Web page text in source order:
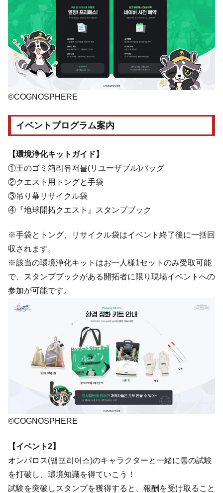
©COGNOSPHERE
イベントプログラム案内
【環境浄化キットガイド】
①王のゴミ箱리유저블(リユーザブル)バッグ
②クエスト用トングと手袋
③吊り幕リサイクル袋
④『地球開拓クエスト』スタンプブック
※手袋とトング、リサイクル袋はイベント終了後に一括回
収されます。
※該当の環境浄化キットはお一人様1セットのみ受取可能
で、スタンプブックがある開拓者に限り現場イベントへの
参加が可能です。
©COGNOSPHERE
【イベント2】
オンパロス(앰포리어스)のキャラクターと一緒に통の試験
を打破し、環境知識を得ていこう！
試験を突破しスタンプを獲得すると、報酬を受け取ること